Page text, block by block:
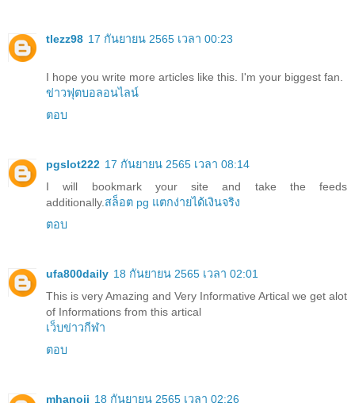
tlezz98 17 กันยายน 2565 เวลา 00:23
I hope you write more articles like this. I'm your biggest fan.
ข่าวฟุตบอลอนไลน์
ตอบ
pgslot222 17 กันยายน 2565 เวลา 08:14
I will bookmark your site and take the feeds
additionally.สล็อต pg แตกง่ายได้เงินจริง
ตอบ
ufa800daily 18 กันยายน 2565 เวลา 02:01
This is very Amazing and Very Informative Artical we get alot
of Informations from this artical
เว็บข่าวกีฬา
ตอบ
mhanoii 18 กันยายน 2565 เวลา 02:26